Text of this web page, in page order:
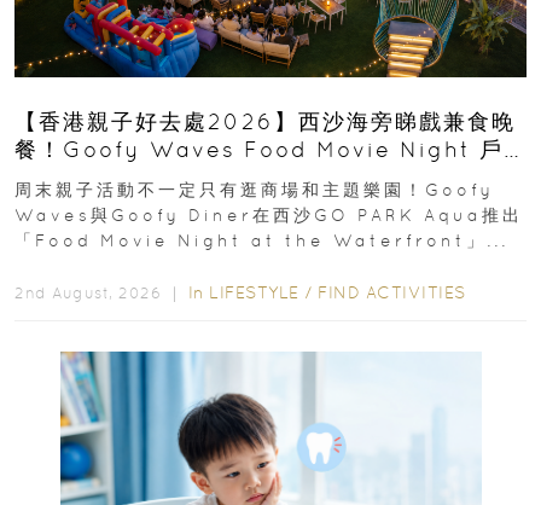
【香港親子好去處2026】西沙海旁睇戲兼食晚
餐！Goofy Waves Food Movie Night 戶
外影院逢週末登場
周末親子活動不一定只有逛商場和主題樂園！Goofy
Waves與Goofy Diner在西沙GO PARK Aqua推出
「Food Movie Night at the Waterfront」...
2nd August, 2026 ｜ In LIFESTYLE / FIND ACTIVITIES